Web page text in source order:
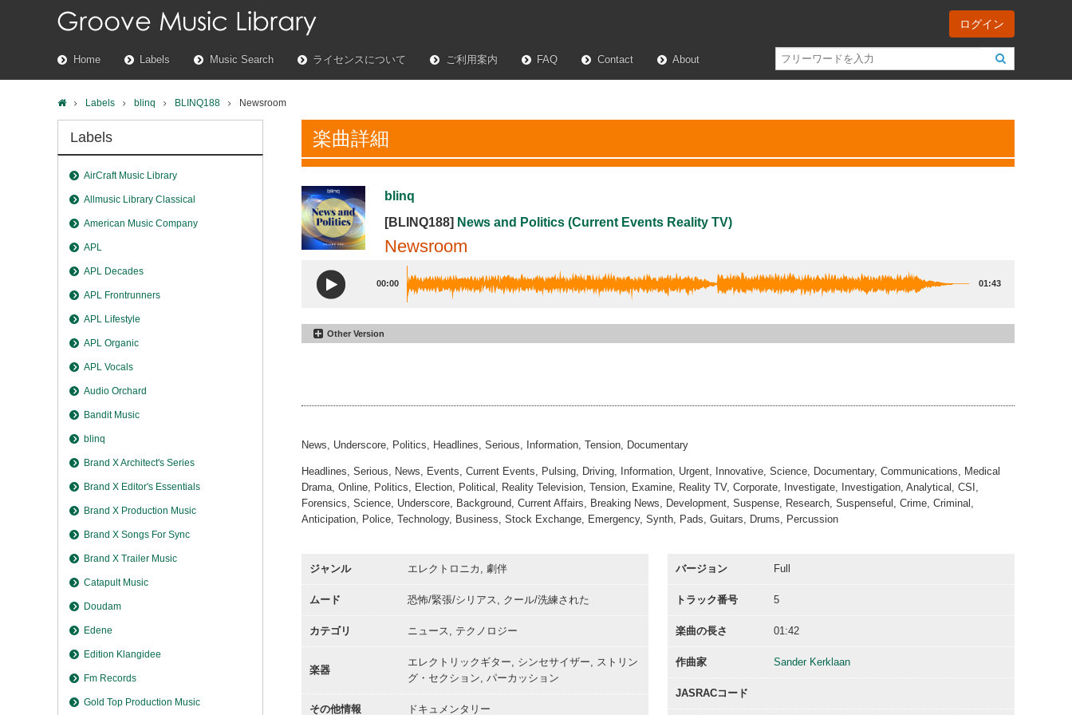
Home Labels Music Search ライセンスについて ご利用案内 FAQ Contact About
ログイン
Labels blinq BLINQ188 Newsroom
楽曲詳細
blinq
[BLINQ188] News and Politics (Current Events Reality TV)
Newsroom
00:00 01:43
Other Version
News, Underscore, Politics, Headlines, Serious, Information, Tension, Documentary
Headlines, Serious, News, Events, Current Events, Pulsing, Driving, Information, Urgent, Innovative, Science, Documentary, Communications, Medical
Drama, Online, Politics, Election, Political, Reality Television, Tension, Examine, Reality TV, Corporate, Investigate, Investigation, Analytical, CSI,
Forensics, Science, Underscore, Background, Current Affairs, Breaking News, Development, Suspense, Research, Suspenseful, Crime, Criminal,
Anticipation, Police, Technology, Business, Stock Exchange, Emergency, Synth, Pads, Guitars, Drums, Percussion
ジャンル エレクトロニカ, 劇伴
ムード 恐怖/緊張/シリアス, クール/洗練された
カテゴリ ニュース, テクノロジー
楽器
エレクトリックギター, シンセサイザー, ストリン
グ・セクション, パーカッション
その他情報 ドキュメンタリー
バージョン Full
トラック番号 5
楽曲の長さ 01:42
作曲家 Sander Kerklaan
JASRACコード
Labels
AirCraft Music Library
Allmusic Library Classical
American Music Company
APL
APL Decades
APL Frontrunners
APL Lifestyle
APL Organic
APL Vocals
Audio Orchard
Bandit Music
blinq
Brand X Architect's Series
Brand X Editor's Essentials
Brand X Production Music
Brand X Songs For Sync
Brand X Trailer Music
Catapult Music
Doudam
Edene
Edition Klangidee
Fm Records
Gold Top Production Music